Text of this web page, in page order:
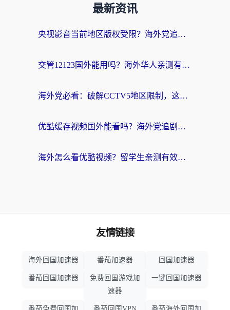
最新资讯
央视影音当前地区版权受限？海外党追剧看片的终极解决方案来了
交管12123国外能用吗？海外华人亲测有效的回国加速器选择指南
海外党必看：破解CCTV5地区限制，这样看欧洲杯奥运直播才够爽！
优酷缓存视频国外能看吗？海外党追剧看片的终极解决方案来了
海外怎么看优酷视频？留学生亲测有效的回国加速器选择指南
友情链接
海外回国加速器 番茄加速器 回国加速器
番茄回国加速器
免费回国游戏加
速器
一键回国加速器